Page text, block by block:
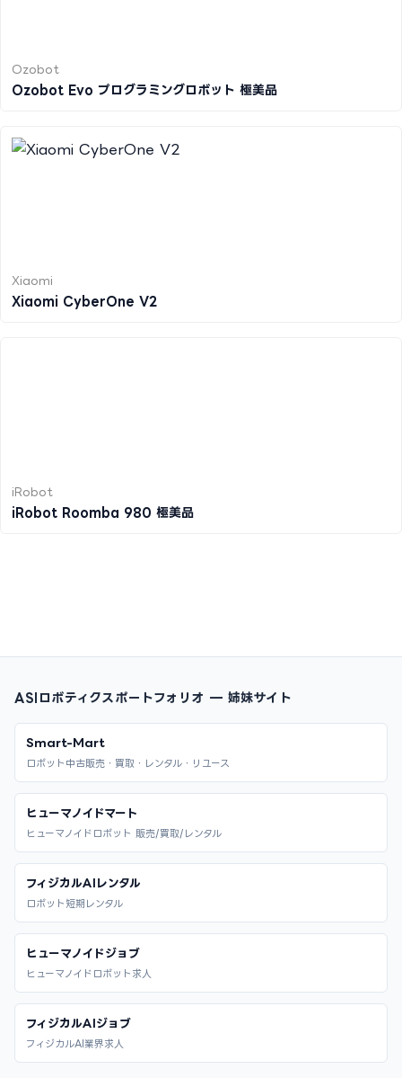
Ozobot
Ozobot Evo プログラミングロボット 極美品
Xiaomi
Xiaomi CyberOne V2
iRobot
iRobot Roomba 980 極美品
ASIロボティクスポートフォリオ — 姉妹サイト
Smart-Mart
ロボット中古販売・買取・レンタル・リユース
ヒューマノイドマート
ヒューマノイドロボット 販売/買取/レンタル
フィジカルAIレンタル
ロボット短期レンタル
ヒューマノイドジョブ
ヒューマノイドロボット求人
フィジカルAIジョブ
フィジカルAI業界求人